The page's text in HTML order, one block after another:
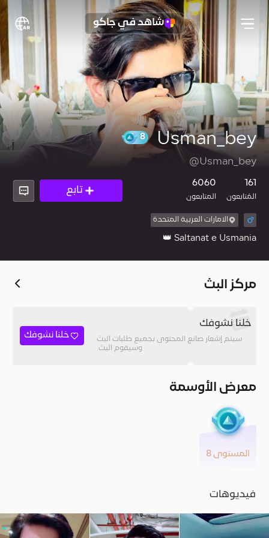
شاهد في جاكو
Usman_bey
@Usman_bey
161
المُتابعون
6060
المتابعون
تابع
الامارات العربية المتحدة
Saltanat e Usmania 👑
مركز البث
خلنا نشوفك
سيتم إشعار صانع المحتوى بجميع طلبات البث
وسيقوم البث.
خلنا نشوفك
معرض الأوسمة
المستوى 8
فيديوهات